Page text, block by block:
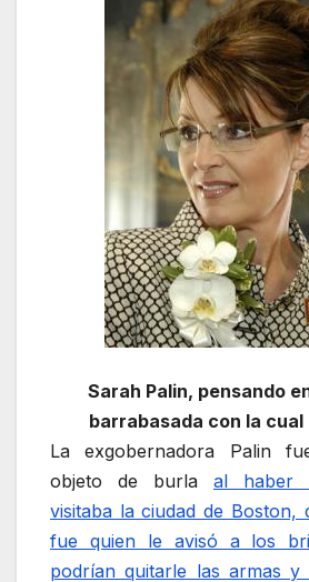
Sarah Palin, pensando
barrabasada con la
La exgobernadora Palin
objeto de burla al haber
visitaba la ciudad de Boston,
fue quien le avisó a los
podrían quitarle las armas